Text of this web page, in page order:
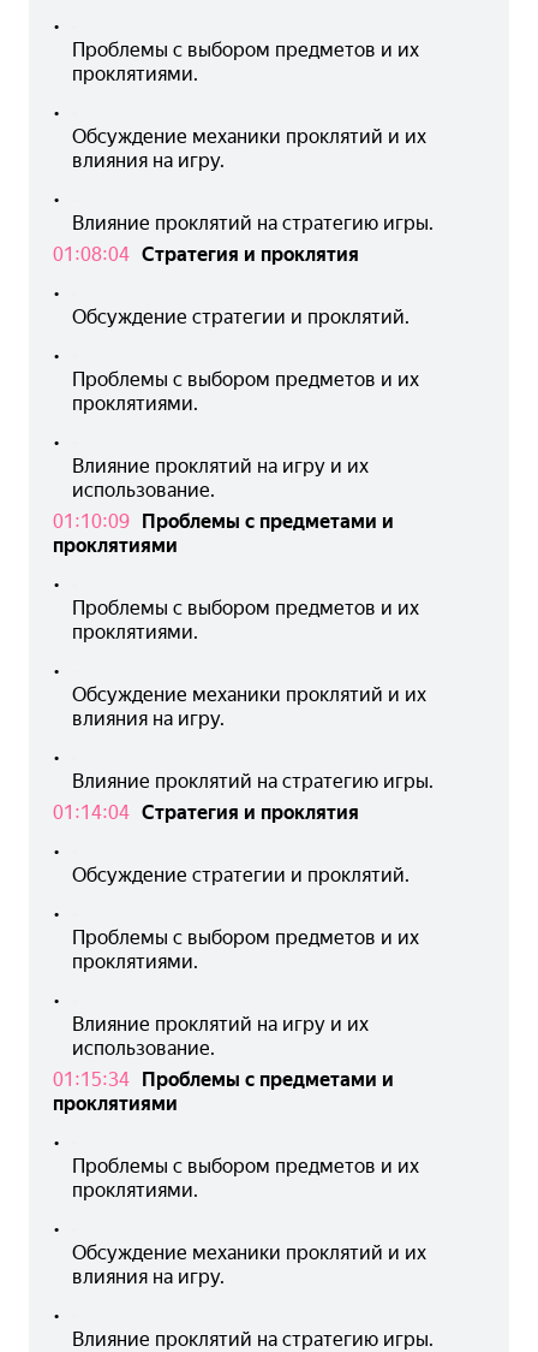
Проблемы с выбором предметов и их
проклятиями.
Обсуждение механики проклятий и их
влияния на игру.
Влияние проклятий на стратегию игры.
01:08:04 Стратегия и проклятия
Обсуждение стратегии и проклятий.
Проблемы с выбором предметов и их
проклятиями.
Влияние проклятий на игру и их
использование.
01:10:09 Проблемы с предметами и
проклятиями
Проблемы с выбором предметов и их
проклятиями.
Обсуждение механики проклятий и их
влияния на игру.
Влияние проклятий на стратегию игры.
01:14:04 Стратегия и проклятия
Обсуждение стратегии и проклятий.
Проблемы с выбором предметов и их
проклятиями.
Влияние проклятий на игру и их
использование.
01:15:34 Проблемы с предметами и
проклятиями
Проблемы с выбором предметов и их
проклятиями.
Обсуждение механики проклятий и их
влияния на игру.
Влияние проклятий на стратегию игры.